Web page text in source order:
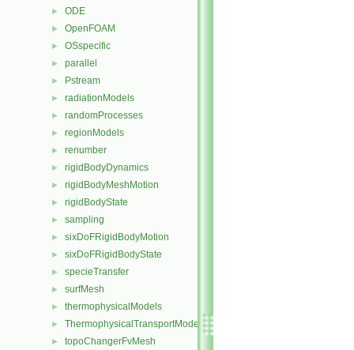
► ODE
► OpenFOAM
► OSspecific
► parallel
► Pstream
► radiationModels
► randomProcesses
► regionModels
► renumber
► rigidBodyDynamics
► rigidBodyMeshMotion
► rigidBodyState
► sampling
► sixDoFRigidBodyMotion
► sixDoFRigidBodyState
► specieTransfer
► surfMesh
► thermophysicalModels
► ThermophysicalTransportModels
► topoChangerFvMesh